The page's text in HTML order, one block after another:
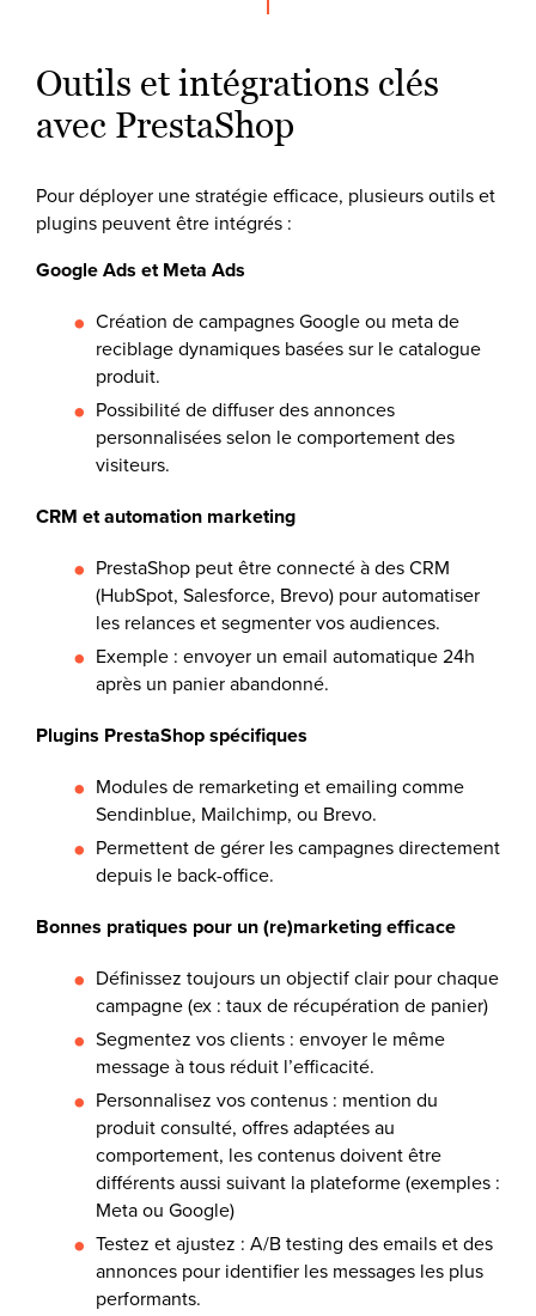
Outils et intégrations clés
avec PrestaShop
Pour déployer une stratégie efficace, plusieurs outils et
plugins peuvent être intégrés :
Google Ads et Meta Ads
Création de campagnes Google ou meta de
reciblage dynamiques basées sur le catalogue
produit.
Possibilité de diffuser des annonces
personnalisées selon le comportement des
visiteurs.
CRM et automation marketing
PrestaShop peut être connecté à des CRM
(HubSpot, Salesforce, Brevo) pour automatiser
les relances et segmenter vos audiences.
Exemple : envoyer un email automatique 24h
après un panier abandonné.
Plugins PrestaShop spécifiques
Modules de remarketing et emailing comme
Sendinblue, Mailchimp, ou Brevo.
Permettent de gérer les campagnes directement
depuis le back-office.
Bonnes pratiques pour un (re)marketing efficace
Définissez toujours un objectif clair pour chaque
campagne (ex : taux de récupération de panier)
Segmentez vos clients : envoyer le même
message à tous réduit l’efficacité.
Personnalisez vos contenus : mention du
produit consulté, offres adaptées au
comportement, les contenus doivent être
différents aussi suivant la plateforme (exemples :
Meta ou Google)
Testez et ajustez : A/B testing des emails et des
annonces pour identifier les messages les plus
performants.